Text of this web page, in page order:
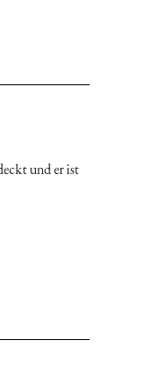
und er ist